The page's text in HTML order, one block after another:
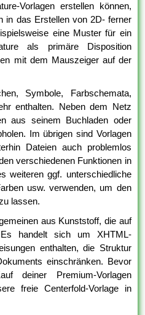
Vorlagen erstellen können,
in das Erstellen von 2D- ferner
eine Muster für ein
als primäre Disposition
mit dem Mauszeiger auf der
Symbole, Farbschemata,
enthalten. Neben dem Netz
aus seinem Buchladen oder
Im übrigen sind Vorlagen
Dateien auch problemlos
verschiedenen Funktionen in
weiteren ggf. unterschiedliche
usw. verwenden, um den
lassen.
aus Kunststoff, die auf
handelt sich um XHTML-
enthalten, die Struktur
einschränken. Bevor
deiner Premium-Vorlagen
freie Centerfold-Vorlage in